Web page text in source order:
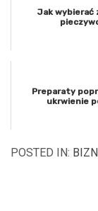
Jak wybierać
Preparaty
ukrwienie
POSTED IN: